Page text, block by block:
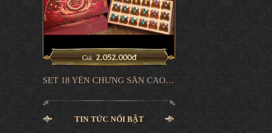
Giá:2.052.000đ
SET 18 YẾN CHƯNG SẴN CAO PHẨM
TIN TỨC NỔI BẬT